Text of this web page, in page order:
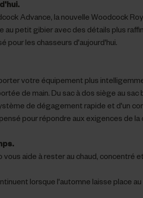
Advance, la nouvelle Woodcock
au petit gibier avec des détails plus
pour les chasseurs d'aujourd'hui.
votre équipement plus
de main. Du sac à dos siège au sac
de dégagement rapide et d'un
pour répondre aux exigences de la
aide à rester au chaud, concentré
lorsque l'automne laisse place